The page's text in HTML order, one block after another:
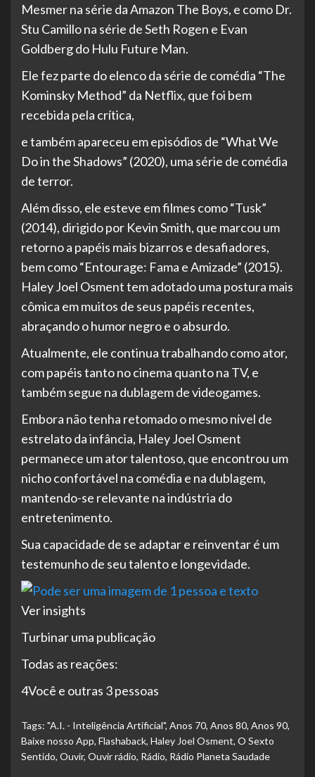
Mesmer na série da Amazon The Boys, e como Dr.
Stu Camillo na série de Seth Rogen e Evan
Goldberg do Hulu Future Man.
Ele fez parte do elenco da série de comédia “The
Kominsky Method” da Netflix, que foi bem
recebida pela crítica,
e também apareceu em episódios de “What We
Do in the Shadows” (2020), uma série de comédia
de terror.
Além disso, ele esteve em filmes como “Tusk”
(2014), dirigido por Kevin Smith, que marcou um
retorno a papéis mais bizarros e desafiadores,
bem como “Entourage: Fama e Amizade” (2015).
Haley Joel Osment tem adotado uma postura mais
cômica em muitos de seus papéis recentes,
abraçando o humor negro e o absurdo.
Atualmente, ele continua trabalhando como ator,
com papéis tanto no cinema quanto na TV, e
também segue na dublagem de videogames.
Embora não tenha retomado o mesmo nível de
estrelato da infância, Haley Joel Osment
permanece um ator talentoso, que encontrou um
nicho confortável na comédia e na dublagem,
mantendo-se relevante na indústria do
entretenimento.
Sua capacidade de se adaptar e reinventar é um
testemunho de seu talento e longevidade.
Ver insights
Turbinar uma publicação
Todas as reações:
4Você e outras 3 pessoas
Tags: "A.I. - Inteligência Artificial", Anos 70, Anos 80, Anos 90,
Baixe nosso App, Flashaback, Haley Joel Osment, O Sexto
Sentido, Ouvir, Ouvir rádio, Rádio, Rádio Planeta Saudade